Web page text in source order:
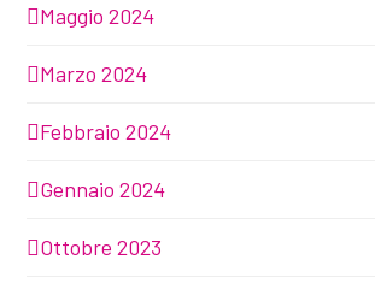
Maggio 2024
Marzo 2024
Febbraio 2024
Gennaio 2024
Ottobre 2023